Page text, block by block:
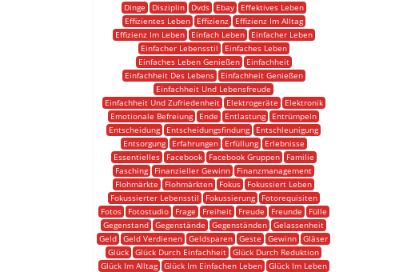
Dinge
Disziplin Dvds Ebay
Effektives Leben
Effizientes Leben
Effizienz
Effizienz Im Alltag
Effizienz Im Leben
Einfach Leben
Einfacher Leben
Einfacher Lebensstil
Einfaches Leben
Einfaches Leben Genießen
Einfachheit
Einfachheit Des Lebens
Einfachheit Genießen
Einfachheit Und Lebensfreude
Einfachheit Und Zufriedenheit
Elektrogeräte
Elektronik
Emotionale Befreiung
Ende Entlastung
Entrümpeln
Entscheidung
Entscheidungsfindung
Entschleunigung
Entsorgung
Erfahrungen Erfüllung
Erlebnisse
Essentielles
Facebook Facebook Gruppen
Familie
Fasching
Finanzieller Gewinn
Finanzmanagement
Flohmärkte
Flohmärkten Fokus
Fokussiert Leben
Fokussierter Lebensstil
Fokussierung
Fotorequisiten
Fotos
Fotostudio Frage Freiheit Freude Freunde
Fülle
Gegenstand Gegenstände Gegenständen Gelassenheit
Geld Geld Verdienen Geldsparen Geste Gewinn Gläser
Glück Glück Durch Einfachheit Glück Durch Reduktion
Glück Im Alltag
Glück Im Einfachen Leben Glück Im Leben